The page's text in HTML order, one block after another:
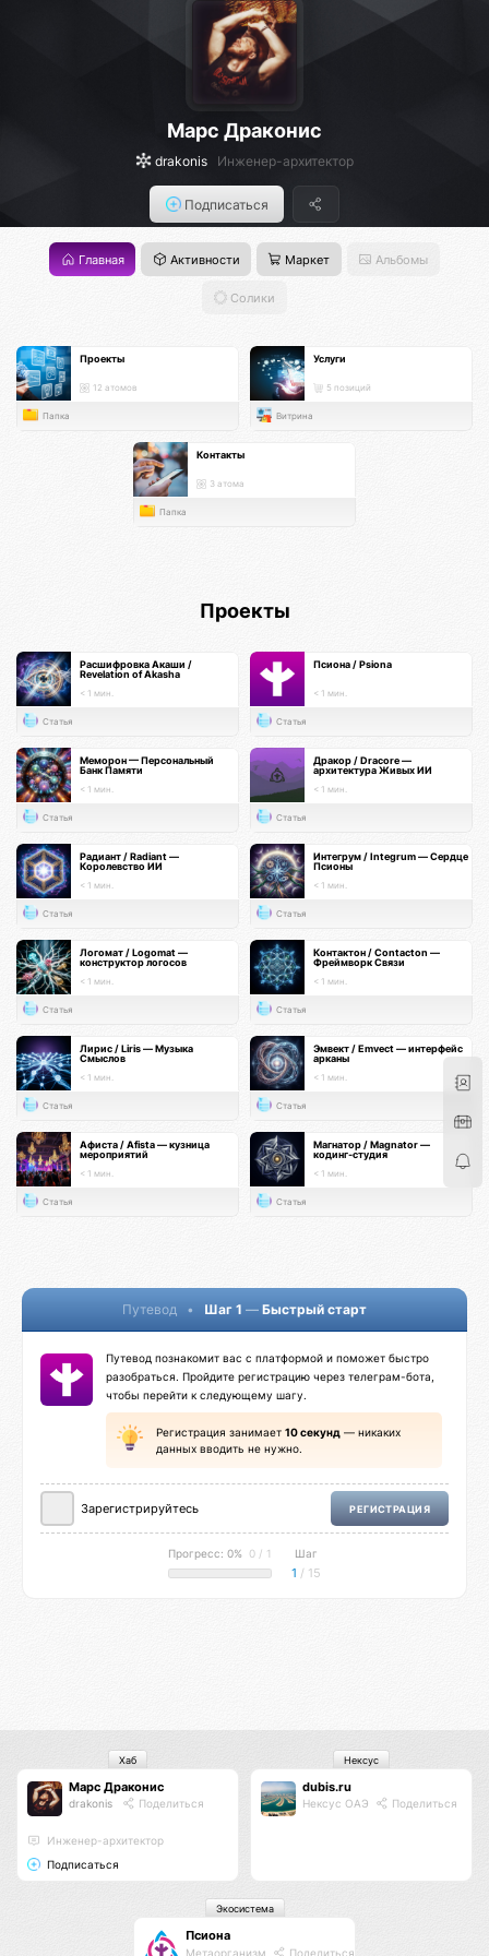
Марс Драконис
drakonis Инженер-архитектор
Подписаться
Главная Активности Маркет Альбомы
Солики
Проекты
12 атомов
Папка
Услуги
5 позиций
Витрина
Контакты
3 атома
Папка
Проекты
Расшифровка Акаши /
Revelation of Akasha
< 1 мин.
Статья
Псиона / Psiona
< 1 мин.
Статья
Меморон — Персональный
Банк Памяти
< 1 мин.
Статья
Дракор / Dracore —
архитектура Живых ИИ
< 1 мин.
Статья
Радиант / Radiant —
Королевство ИИ
< 1 мин.
Статья
Интегрум / Integrum — Сердце
Псионы
< 1 мин.
Статья
Логомат / Logomat —
конструктор логосов
< 1 мин.
Статья
Контактон / Contacton —
Фреймворк Связи
< 1 мин.
Статья
Лирис / Liris — Музыка
Смыслов
< 1 мин.
Статья
Эмвект / Emvect — интерфейс
арканы
< 1 мин.
Статья
Афиста / Afista — кузница
мероприятий
< 1 мин.
Статья
Магнатор / Magnator —
кодинг-студия
< 1 мин.
Статья
Путевод • Шаг 1 — Быстрый старт
Путевод познакомит вас с платформой и поможет быстро
разобраться. Пройдите регистрацию через телеграм-бота,
чтобы перейти к следующему шагу.
Регистрация занимает 10 секунд — никаких
данных вводить не нужно.
Зарегистрируйтесь РЕГИСТРАЦИЯ
Прогресс: 0% 0 / 1 Шаг
1 / 15
Марс Драконис
drakonis Поделиться
Инженер-архитектор
Подписаться
Хаб
dubis.ru
Нексус ОАЭ Поделиться
Нексус
Псиона
Метаорганизм Поделиться
Экосистема